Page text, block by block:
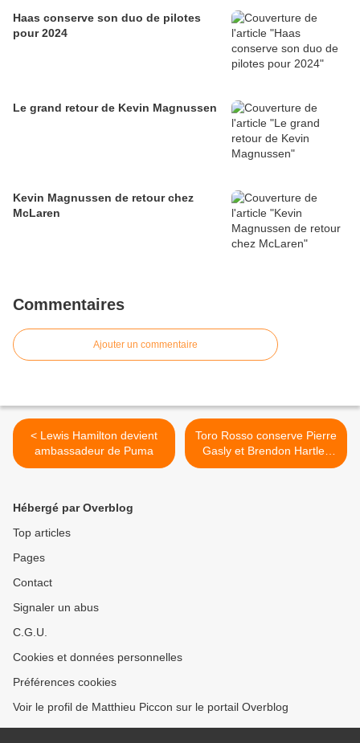
Haas conserve son duo de pilotes
pour 2024
Le grand retour de Kevin Magnussen
Kevin Magnussen de retour chez
McLaren
Commentaires
Ajouter un commentaire
< Lewis Hamilton devient
ambassadeur de Puma
Toro Rosso conserve Pierre
Gasly et Brendon Hartley
pour 2018 >
Hébergé par Overblog
Top articles
Pages
Contact
Signaler un abus
C.G.U.
Cookies et données personnelles
Préférences cookies
Voir le profil de Matthieu Piccon sur le portail Overblog